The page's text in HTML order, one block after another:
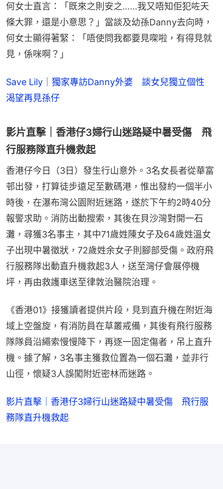
何女士直言：「既來之則安之……我又唔知佢犯咗天
條大罪，還是小意思？」當談及幼孫Danny去向時，
何女士顯得著緊：「唔使問我都要見㗎啦，有得見就
見，係咪啊？」
Save Lily｜獨家專訪Danny外婆 談女兒獨立個性
渴望再見孫仔
影片直擊｜香港仔3婦行山迷路疑中暑受傷 飛
行服務隊直升機救起
香港仔今日（3日）發生行山意外。3名女長者從華富
邨出發，打算徒步遠足至數碼港，惟出發約一個半小
時後，在瀑布灣公園附近迷路，遂於下午約2時40分
報警求助。消防出動搜索，其後在貝沙灣對開一石
灘，尋獲3名事主，其中71歲姓陳女子及64歲姓溫女
子出現中暑徵狀，72歲姓余女子則腳部受傷。政府飛
行服務隊出動直升機救起3人，送至灣仔會展停機
坪，再由救護車送至律敦治醫院治理。
《香港01》接獲讀者提供片段，見到直升機在附近海
域上空盤旋，有消防員在草叢戒備，其後有飛行服務
隊隊員沿繩索慢慢降下，再逐一固定傷者，吊上直升
機。據了解，3名事主獲救位置為一個石灘，並非行
山徑，懷疑3人誤闖附近密林而迷路。
影片直擊｜香港仔3婦行山迷路疑中暑受傷 飛行服
務隊直升機救起